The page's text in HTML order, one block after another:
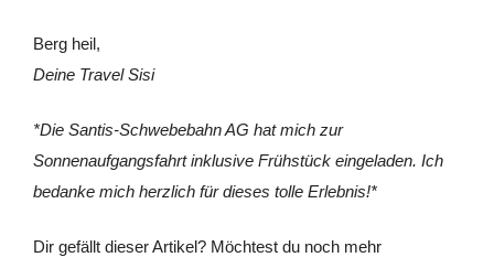
Berg heil,
Deine Travel Sisi
*Die Santis-Schwebebahn AG hat mich zur
Sonnenaufgangsfahrt inklusive Frühstück eingeladen. Ich
bedanke mich herzlich für dieses tolle Erlebnis!*
Dir gefällt dieser Artikel? Möchtest du noch mehr